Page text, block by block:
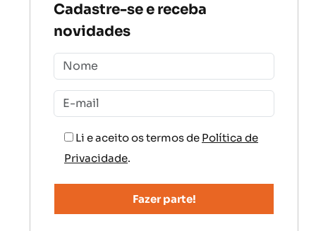
Cadastre-se e receba
novidades
Li e aceito os termos de Política de
Privacidade.